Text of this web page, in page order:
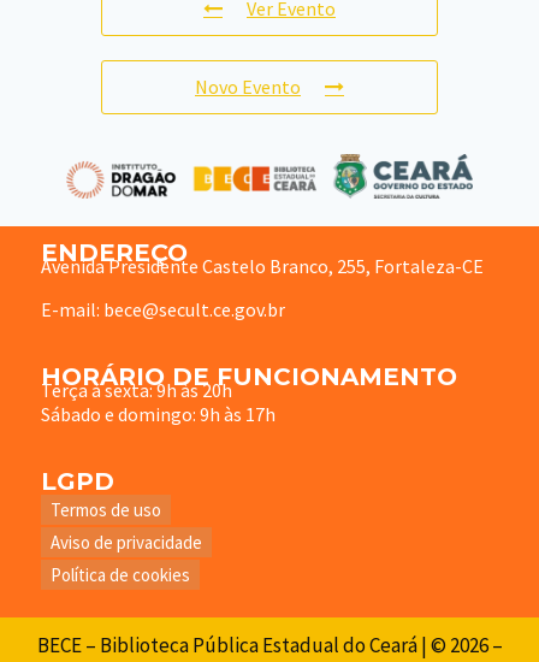
Ver Evento
Novo Evento
ENDEREÇO
Avenida Presidente Castelo Branco, 255, Fortaleza-CE
E-mail: bece@secult.ce.gov.br
HORÁRIO DE FUNCIONAMENTO
Terça à sexta: 9h às 20h
Sábado e domingo: 9h às 17h
LGPD
Termos de uso
Aviso de privacidade
Política de cookies
BECE – Biblioteca Pública Estadual do Ceará | © 2026 –